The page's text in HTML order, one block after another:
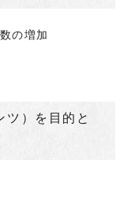
の増加
ツ）を目的と